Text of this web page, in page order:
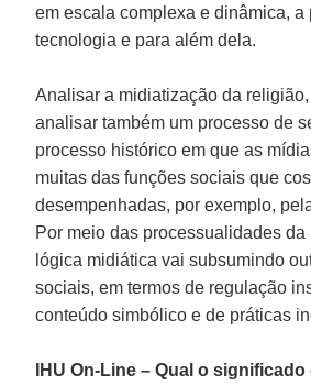
em escala complexa e dinâmica, a
tecnologia e para além dela.
Analisar a midiatização da
analisar também um processo de
processo histórico em que as
muitas das funções sociais que
desempenhadas, por exemplo,
Por meio das processualidades da
lógica midiática vai subsumindo
sociais, em termos de regulação
conteúdo simbólico e de práticas
IHU On-Line – Qual o